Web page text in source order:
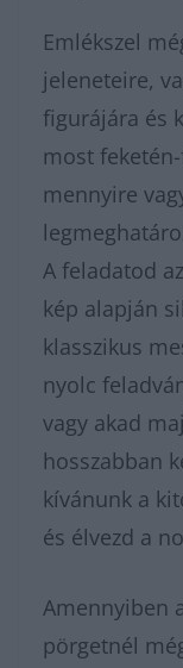
Emlékszel
jeleneteire,
figurájára és
most
mennyire
A feladatod
kép alapján
klasszikus
nyolc
vagy akad
hosszabban
kívánunk a
és élvezd a
Amennyiben
pörgetnél